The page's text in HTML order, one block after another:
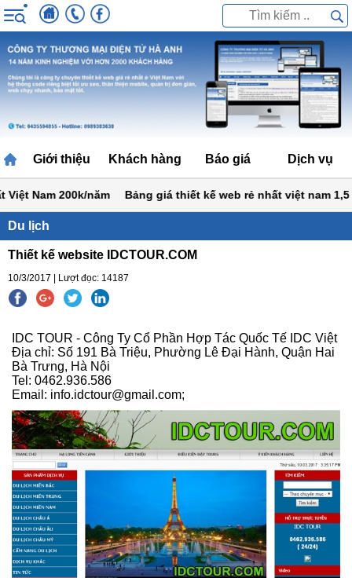
Giới thiệu Khách hàng Báo giá Dịch vụ
Nam 200k/năm Bảng giá thiết kế web rẻ nhất việt nam 1,5 tr
Du lịch
Thiết kế website IDCTOUR.COM
10/3/2017 | Lượt đọc: 14187
IDC TOUR - Công Ty Cổ Phần Hợp Tác Quốc Tế IDC Việt
Địa chỉ: Số 191 Bà Triệu, Phường Lê Đại Hành, Quận Hai
Bà Trưng, Hà Nội
Tel: 0462.936.586
Email: info.idctour@gmail.com;